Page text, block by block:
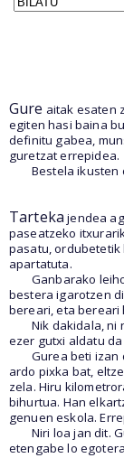
Gure aitak esaten
egiten hasi baina
definitu gabea,
guretzat errepidea.
Bestela ikusten
Tarteka jendea
paseatzeko
pasatu,
apartatuta.
Ganbarako
bestera igarotzen
bereari, eta bereari
Nik dakidala, ni
ezer gutxi aldatu
Gurea beti izan
ardo pixka bat,
zela. Hiru
bihurtua. Han
genuen eskola.
Niri loa jan dit.
etengabe lo